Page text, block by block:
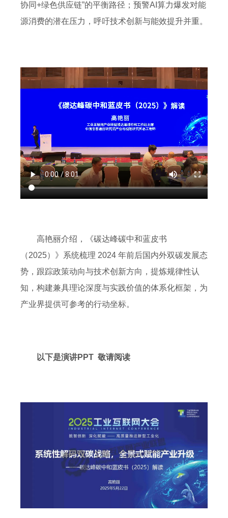
协同+绿色供应链”的平衡路径；预警AI算力爆发对能
源消费的潜在压力，呼吁技术创新与能效提升并重。
高艳丽介绍，《碳达峰碳中和蓝皮书
（2025）》系统梳理 2024 年前后国内外双碳发展态
势，跟踪政策动向与技术创新方向，提炼规律性认
知，构建兼具理论深度与实践价值的体系化框架，为
产业界提供可参考的行动坐标。
以下是演讲PPT 敬请阅读